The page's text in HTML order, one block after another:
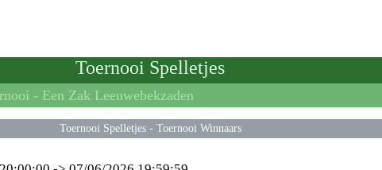
Toernooi Spelletjes
- Een Zak Leeuwebekzaden
Toernooi Spelletjes- Toernooi Winnaars